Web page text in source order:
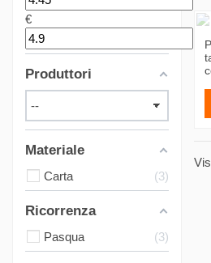
€
Produttori
Materiale
Carta 3
Ricorrenza
Pasqua 3